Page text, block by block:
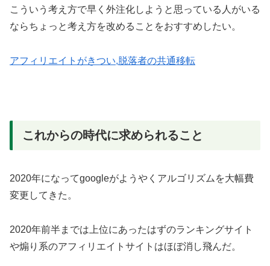
こういう考え方で早く外注化しようと思っている人がいる
ならちょっと考え方を改めることをおすすめしたい。
アフィリエイトがきつい,脱落者の共通移転
これからの時代に求められること
2020年になってgoogleがようやくアルゴリズムを大幅費
変更してきた。
2020年前半までは上位にあったはずのランキングサイト
や煽り系のアフィリエイトサイトはほぼ消し飛んだ。